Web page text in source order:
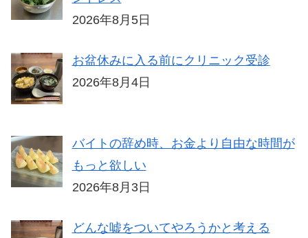
2026年8月5日
お盆休みに入る前にクリニック受診
2026年8月4日
バイトの辞め時、お金より自由な時間が
もっと欲しい
2026年8月3日
どんな嘘をついてやろうかと考える